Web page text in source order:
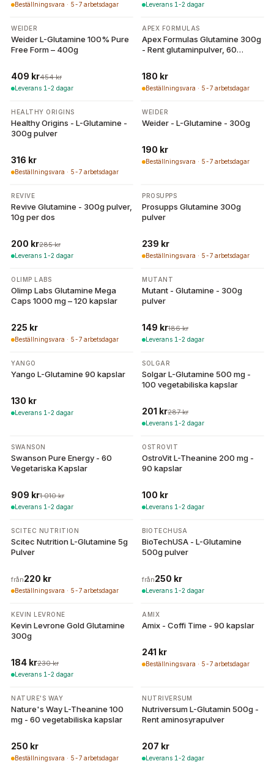
Beställningsvara · 5-7 arbetsdagar Leverans 1-2 dagar
- 10%
WEIDER
Weider L-Glutamine 100% Pure
Free Form – 400g
409 kr454 kr
Leverans 1-2 dagar
APEX FORMULAS
Apex Formulas Glutamine 300g
- Rent glutaminpulver, 60
180 kr
Beställningsvara · 5-7 arbetsdagar
HEALTHY ORIGINS
Healthy Origins - L-Glutamine -
300g pulver
316 kr
Beställningsvara · 5-7 arbetsdagar
WEIDER
Weider - L-Glutamine - 300g
190 kr
Beställningsvara · 5-7 arbetsdagar
-30%
REVIVE
Revive Glutamine - 300g pulver,
10g per dos
200 kr285 kr
Leverans 1-2 dagar
PROSUPPS
Prosupps Glutamine 300g
pulver
239 kr
Beställningsvara · 5-7 arbetsdagar
OLIMP LABS
Olimp Labs Glutamine Mega
Caps 1000 mg – 120 kapslar
225 kr
Beställningsvara · 5-7 arbetsdagar
-20%
MUTANT
Mutant - Glutamine - 300g
pulver
149 kr186 kr
Leverans 1-2 dagar
YANGO
Yango L-Glutamine 90 kapslar
130 kr
Leverans 1-2 dagar
-30%
SOLGAR
Solgar L-Glutamine 500 mg -
100 vegetabiliska kapslar
201 kr287 kr
Leverans 1-2 dagar
-10%
SWANSON
Swanson Pure Energy - 60
Vegetariska Kapslar
909 kr1 010 kr
Leverans 1-2 dagar
OSTROVIT
OstroVit L-Theanine 200 mg -
90 kapslar
100 kr
Leverans 1-2 dagar
2 varianter
SCITEC NUTRITION
Scitec Nutrition L-Glutamine 5g
Pulver
från220 kr
Beställningsvara · 5-7 arbetsdagar
2 varianter
BIOTECHUSA
BioTechUSA - L-Glutamine
500g pulver
från250 kr
Leverans 1-2 dagar
-20 %
KEVIN LEVRONE
Kevin Levrone Gold Glutamine
300g
184 kr230 kr
Leverans 1-2 dagar
AMIX
Amix - Coffi Time - 90 kapslar
241 kr
Beställningsvara · 5-7 arbetsdagar
NATURE'S WAY
Nature's Way L-Theanine 100
mg - 60 vegetabiliska kapslar
250 kr
Beställningsvara · 5-7 arbetsdagar
NUTRIVERSUM
Nutriversum L-Glutamin 500g -
Rent aminosyrapulver
207 kr
Leverans 1-2 dagar